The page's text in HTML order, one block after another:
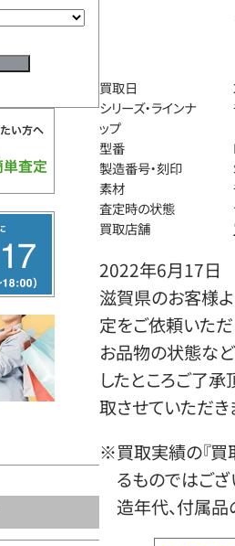
買取日
シリーズ・ラインナ
ップ
型番
製造番号・刻印
素材
査定時の状態
買取店舗
2022年6月17日
滋賀県のお客様よ
定をご依頼いただ
お品物の状態など
したところご了
取させていただき
※買取実績の『買
るものではござ
造年代、付属品